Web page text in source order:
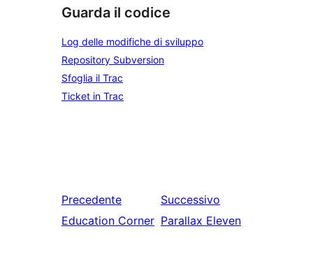
Guarda il codice
Log delle modifiche di sviluppo
Repository Subversion
Sfoglia il Trac
Ticket in Trac
Precedente
Education Corner
Successivo
Parallax Eleven